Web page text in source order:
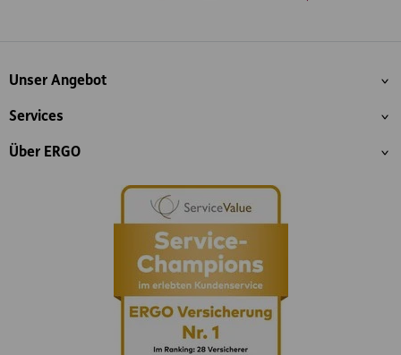
Inhaltsübersicht
Unser Angebot
Services
Über ERGO